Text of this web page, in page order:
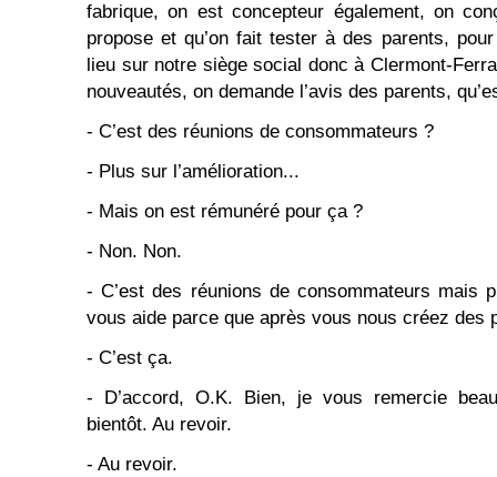
fabrique, on est concepteur également, on
propose et qu’on fait tester à des parents,
lieu sur notre siège social donc à Clermont-
nouveautés, on demande l’avis des parents,
- C’est des réunions de consommateurs ?
- Plus sur l’amélioration...
- Mais on est rémunéré pour ça ?
- Non. Non.
- C’est des réunions de consommateurs mais
vous aide parce que après vous nous créez des
- C’est ça.
- D’accord, O.K. Bien, je vous remercie
bientôt. Au revoir.
- Au revoir.